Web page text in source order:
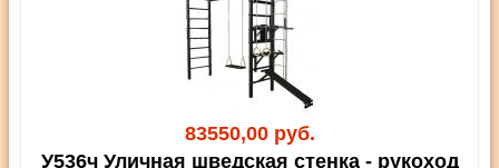
83550,00 руб.
У536ч Уличная шведская стенка - рукоход